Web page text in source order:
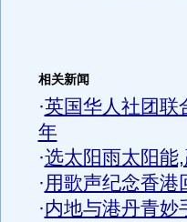
相关新闻
·英国华人社团联
年
·选太阳雨太阳能,
·用歌声纪念香港
·内地与港丹青妙